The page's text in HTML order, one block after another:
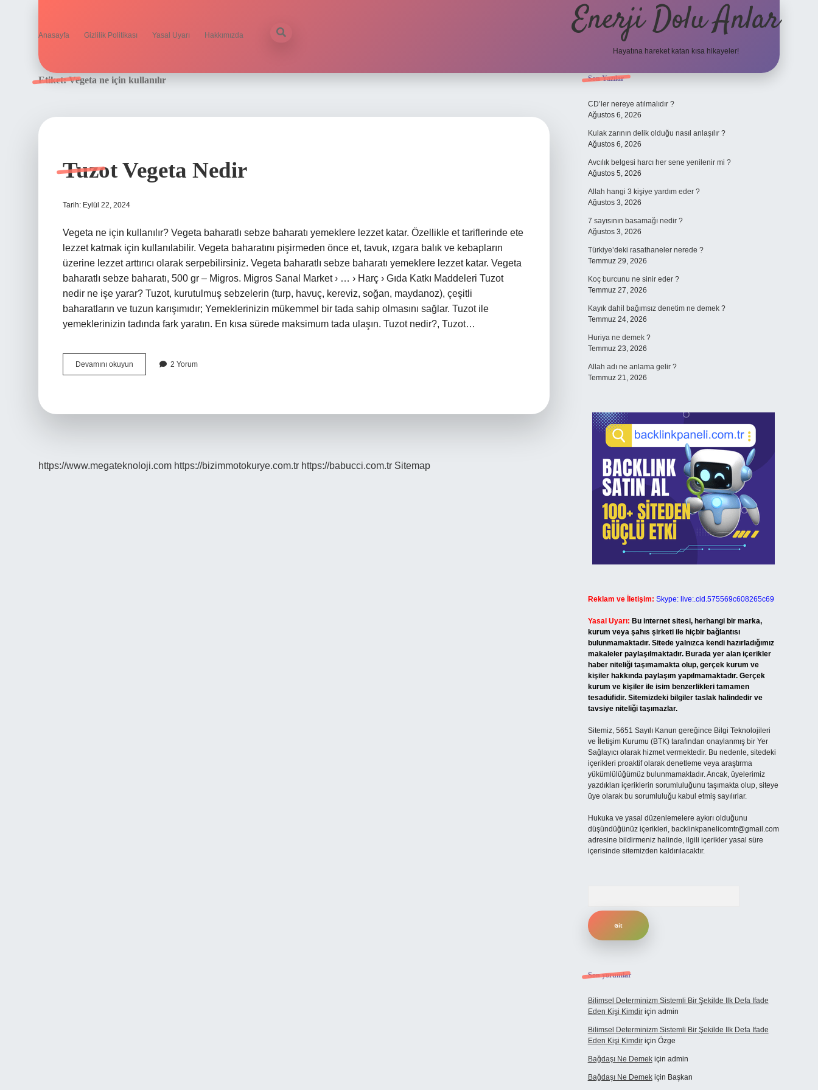
Anasayfa Gizlilik Politikası Yasal Uyarı Hakkımızda Enerji Dolu Anlar
Hayatına hareket katan kısa hikayeler!
Etiket:Vegeta ne için kullanılır
Tuzot Vegeta Nedir
Tarih: Eylül 22, 2024
Vegeta ne için kullanılır? Vegeta baharatlı sebze baharatı yemeklere lezzet katar. Özellikle et tariflerinde ete
lezzet katmak için kullanılabilir. Vegeta baharatını pişirmeden önce et, tavuk, ızgara balık ve kebapların
üzerine lezzet arttırıcı olarak serpebilirsiniz. Vegeta baharatlı sebze baharatı yemeklere lezzet katar. Vegeta
baharatlı sebze baharatı, 500 gr – Migros. Migros Sanal Market › … › Harç › Gıda Katkı Maddeleri Tuzot
nedir ne işe yarar? Tuzot, kurutulmuş sebzelerin (turp, havuç, kereviz, soğan, maydanoz), çeşitli
baharatların ve tuzun karışımıdır; Yemeklerinizin mükemmel bir tada sahip olmasını sağlar. Tuzot ile
yemeklerinizin tadında fark yaratın. En kısa sürede maksimum tada ulaşın. Tuzot nedir?, Tuzot…
Devamını okuyun
Vegeta
2 Yorum
https://www.megateknoloji.com https://bizimmotokurye.com.tr https://babucci.com.tr Sitemap
Sidebar
Son Yazılar
CD’ler nereye atılmalıdır ?
Ağustos 6, 2026
Kulak zarının delik olduğu nasıl anlaşılır ?
Ağustos 6, 2026
Avcılık belgesi harcı her sene yenilenir mi ?
Ağustos 5, 2026
Allah hangi 3 kişiye yardım eder ?
Ağustos 3, 2026
7 sayısının basamağı nedir ?
Ağustos 3, 2026
Türkiye’deki rasathaneler nerede ?
Temmuz 29, 2026
Koç burcunu ne sinir eder ?
Temmuz 27, 2026
Kayık dahil bağımsız denetim ne demek ?
Temmuz 24, 2026
Huriya ne demek ?
Temmuz 23, 2026
Allah adı ne anlama gelir ?
Temmuz 21, 2026
Reklam ve İletişim: Skype: live:.cid.575569c608265c69
Yasal Uyarı: Bu internet sitesi, herhangi bir marka,
kurum veya şahıs şirketi ile hiçbir bağlantısı
bulunmamaktadır. Sitede yalnızca kendi hazırladığımız
makaleler paylaşılmaktadır. Burada yer alan içerikler
haber niteliği taşımamakta olup, gerçek kurum ve
kişiler hakkında paylaşım yapılmamaktadır. Gerçek
kurum ve kişiler ile isim benzerlikleri tamamen
tesadüfidir. Sitemizdeki bilgiler taslak halindedir ve
tavsiye niteliği taşımazlar.
Sitemiz, 5651 Sayılı Kanun gereğince Bilgi Teknolojileri
ve İletişim Kurumu (BTK) tarafından onaylanmış bir Yer
Sağlayıcı olarak hizmet vermektedir. Bu nedenle, sitedeki
içerikleri proaktif olarak denetleme veya araştırma
yükümlülüğümüz bulunmamaktadır. Ancak, üyelerimiz
yazdıkları içeriklerin sorumluluğunu taşımakta olup, siteye
üye olarak bu sorumluluğu kabul etmiş sayılırlar.
Hukuka ve yasal düzenlemelere aykırı olduğunu
düşündüğünüz içerikleri, backlinkpanelicomtr@gmail.com
adresine bildirmeniz halinde, ilgili içerikler yasal süre
içerisinde sitemizden kaldırılacaktır.
Son yorumlar
Bilimsel Determinizm Sistemli Bir Şekilde Ilk Defa Ifade
Eden Kişi Kimdiriçin admin
Bilimsel Determinizm Sistemli Bir Şekilde Ilk Defa Ifade
Eden Kişi Kimdiriçin Özge
Bağdaşı Ne Demekiçin admin
Bağdaşı Ne Demekiçin Başkan